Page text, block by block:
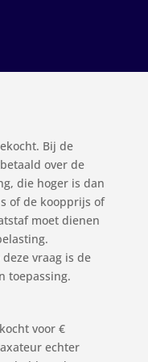
Bij de
over de
die hoger is dan
of de koopprijs of
moet dienen
vraag is de
toepassing.
voor €
echter